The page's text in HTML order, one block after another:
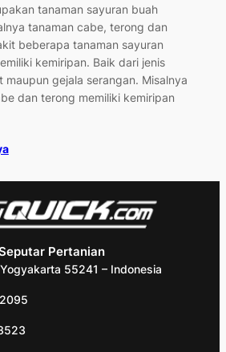
tanaman sayuran buah
tanaman cabe, terong dan
beberapa tanaman sayuran
kemiripan. Baik dari jenis
maupun gejala serangan. Misalnya
dan terong memiliki kemiripan
Pertanian
55241 – Indonesia